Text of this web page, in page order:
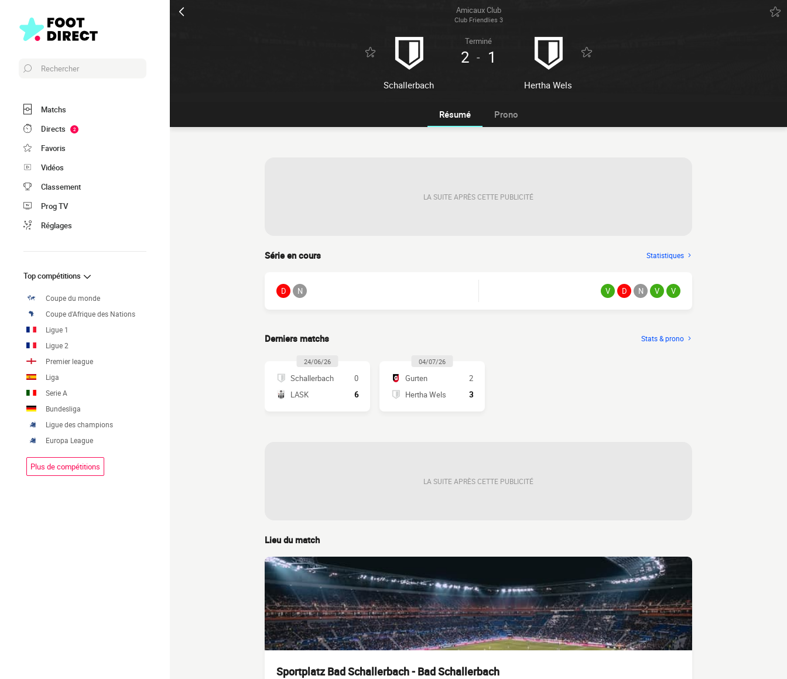
Amicaux Club
Club Friendlies 3
Schallerbach
Terminé
2 - 1
Hertha Wels
Rechercher
Matchs
Directs
2
Favoris
Vidéos
Classement
Prog TV
Réglages
Top compétitions
Coupe du monde
Coupe d'Afrique des Nations
Ligue 1
Ligue 2
Premier league
Liga
Serie A
Bundesliga
Ligue des champions
Europa League
Plus de compétitions
Résumé Prono
LA SUITE APRÈS CETTE PUBLICITÉ
Série en cours Statistiques
D N V D N V V
Derniers matchs Stats & prono
24/06/26
Schallerbach
0
LASK
6
04/07/26
Gurten
2
Hertha Wels
3
LA SUITE APRÈS CETTE PUBLICITÉ
Lieu du match
Sportplatz Bad Schallerbach - Bad Schallerbach